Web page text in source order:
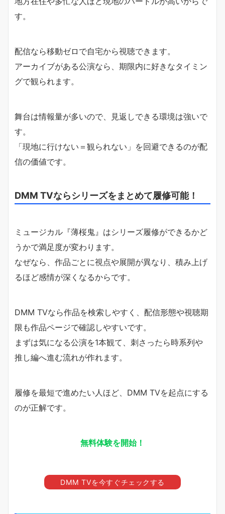
す。
配信なら移動ゼロで自宅から視聴できます。
アーカイブがある公演なら、期限内に好きなタイミン
グで観られます。
舞台は情報量が多いので、見返しできる環境は強いで
す。
「現地に行けない＝観られない」を回避できるのが配
信の価値です。
DMM TVならシリーズをまとめて履修可能！
ミュージカル『薄桜鬼』はシリーズ履修ができるかど
うかで満足度が変わります。
なぜなら、作品ごとに視点や展開が異なり、積み上げ
るほど感情が深くなるからです。
DMM TVなら作品を検索しやすく、配信形態や視聴期
限も作品ページで確認しやすいです。
まずは気になる公演を1本観て、刺さったら時系列や
推し編へ進む流れが作れます。
履修を最短で進めたい人ほど、DMM TVを起点にする
のが正解です。
無料体験を開始！
DMM TVを今すぐチェックする